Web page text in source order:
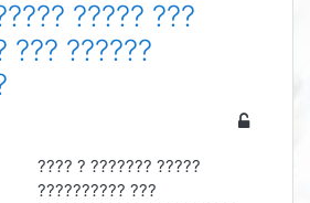
????? ???
??? ??????
???? ? ??????? ?????
?????????? ???